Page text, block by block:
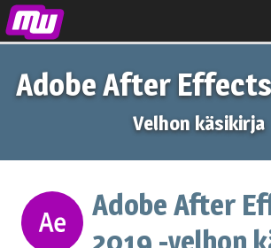
Adobe After Effects
Velhon käsikirja
Adobe After